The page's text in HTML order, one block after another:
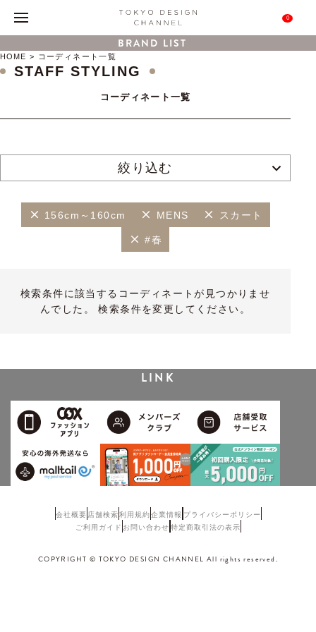
0
BRAND LIST
HOME コーディネート一覧
STAFF STYLING
コーディネート一覧
絞り込む
156cm～160cm MENS スカート
#春
検索条件に該当するコーディネートが見つかりませ
んでした。 検索条件を変更してください。
LINK
会社概要 店舗検索利用規約企業情報 プライバシーポリシー
ご利用ガイド お問い合わせ 特定商取引法の表示
COPYRIGHT © TOKYO DESIGN CHANNEL All rights reserved.